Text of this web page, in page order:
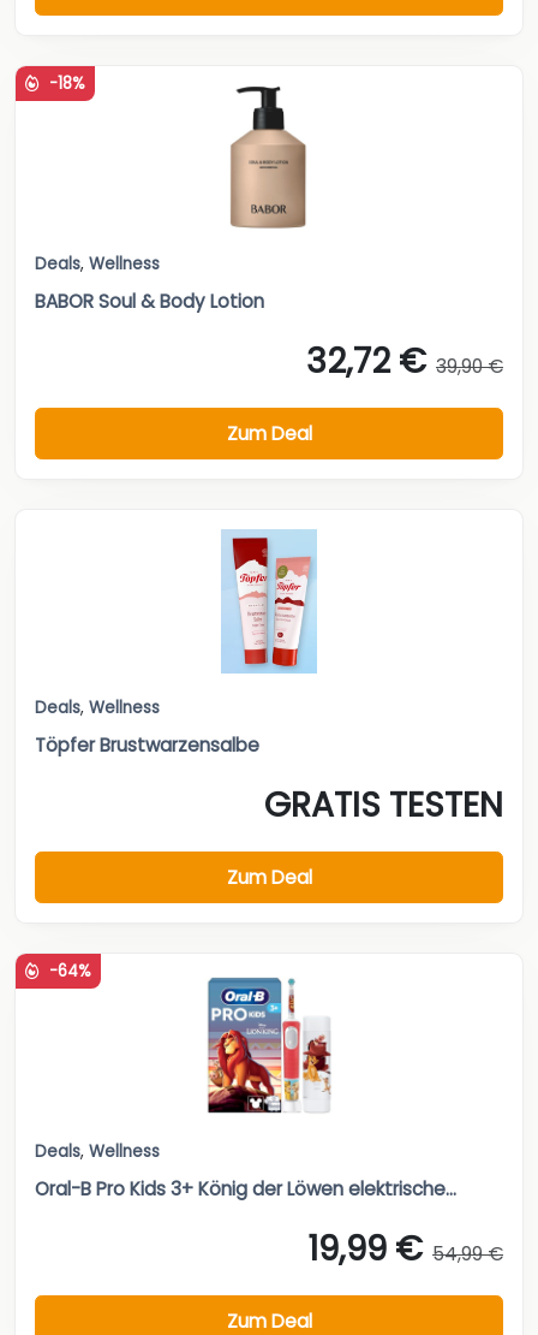
-18%
Deals, Wellness
BABOR Soul & Body Lotion
32,72 € 39,90 €
Zum Deal
Deals, Wellness
Töpfer Brustwarzensalbe
GRATIS TESTEN
Zum Deal
-64%
Deals, Wellness
Oral-B Pro Kids 3+ König der Löwen elektrische...
19,99 € 54,99 €
Zum Deal